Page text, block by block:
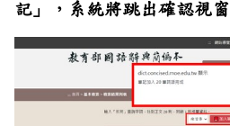
記」，系統將跳出確認視窗